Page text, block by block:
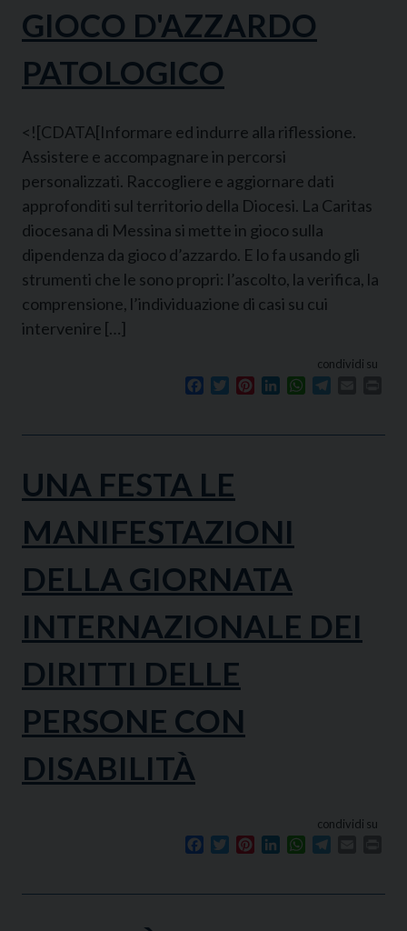
GIOCO D'AZZARDO
PATOLOGICO
<![CDATA[Informare ed indurre alla riflessione.
Assistere e accompagnare in percorsi
personalizzati. Raccogliere e aggiornare dati
approfonditi sul territorio della Diocesi. La Caritas
diocesana di Messina si mette in gioco sulla
dipendenza da gioco d’azzardo. E lo fa usando gli
strumenti che le sono propri: l’ascolto, la verifica, la
comprensione, l’individuazione di casi su cui
intervenire […]
condividi su
Facebook
TwitterPinterestLinkedInWhatsApp
UNA FESTA LE
MANIFESTAZIONI
DELLA GIORNATA
INTERNAZIONALE DEI
DIRITTI DELLE
PERSONE CON
DISABILITÀ
condividi su
Facebook
TwitterPinterestLinkedInWhatsApp